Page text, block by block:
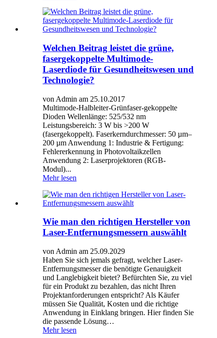
Welchen Beitrag leistet die grüne,
fasergekoppelte Multimode-
Laserdiode für Gesundheitswesen und
Technologie?
von Admin am 25.10.2017
Multimode-Halbleiter-Grünfaser-gekoppelte
Dioden Wellenlänge: 525/532 nm
Leistungsbereich: 3 W bis >200 W
(fasergekoppelt). Faserkerndurchmesser: 50 µm–
200 µm Anwendung 1: Industrie & Fertigung:
Fehlererkennung in Photovoltaikzellen
Anwendung 2: Laserprojektoren (RGB-
Modul)...
Mehr lesen
Wie man den richtigen Hersteller von
Laser-Entfernungsmessern auswählt
von Admin am 25.09.2029
Haben Sie sich jemals gefragt, welcher Laser-
Entfernungsmesser die benötigte Genauigkeit
und Langlebigkeit bietet? Befürchten Sie, zu viel
für ein Produkt zu bezahlen, das nicht Ihren
Projektanforderungen entspricht? Als Käufer
müssen Sie Qualität, Kosten und die richtige
Anwendung in Einklang bringen. Hier finden Sie
die passende Lösung…
Mehr lesen